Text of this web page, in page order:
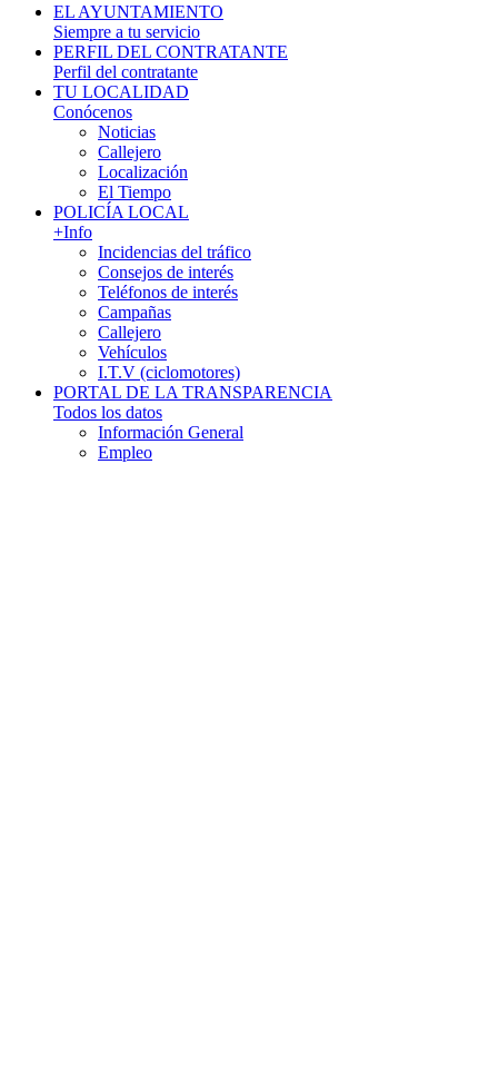
EL AYUNTAMIENTO
Siempre a tu servicio
PERFIL DEL CONTRATANTE
Perfil del contratante
TU LOCALIDAD
Conócenos
Noticias
Callejero
Localización
El Tiempo
POLICÍA LOCAL
+Info
Incidencias del tráfico
Consejos de interés
Teléfonos de interés
Campañas
Callejero
Vehículos
I.T.V (ciclomotores)
PORTAL DE LA TRANSPARENCIA
Todos los datos
Información General
Empleo